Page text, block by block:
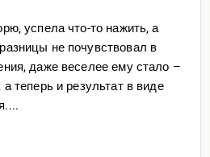
настоящий. Приехали.
о величии нашей власти ее
людям объяснить простую
год прихода к власти ВВП и
Будь ты хоть конченным
доходы вырастают в 10 раз
И для этого много ума не
успела что-то нажить, а
не почувствовал в
даже веселее ему стало –
теперь и результат в виде